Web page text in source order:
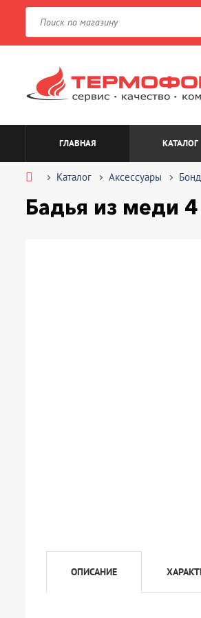
ГЛАВНАЯ КАТАЛОГ
Каталог Аксессуары
Бадья из меди
ОПИСАНИЕ